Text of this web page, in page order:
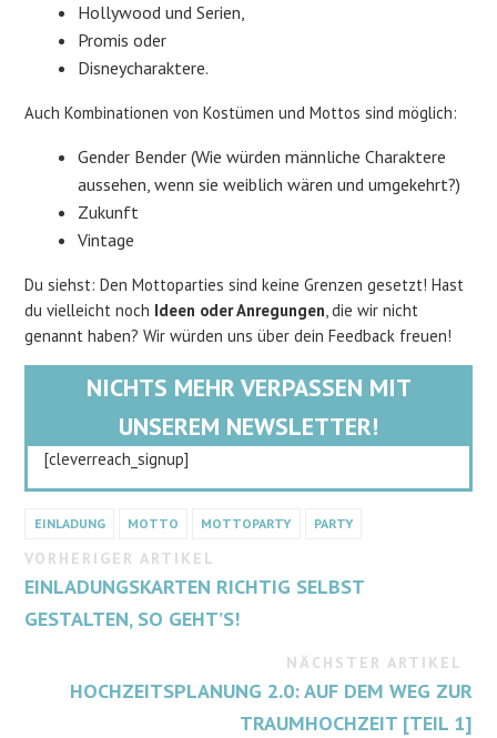
Hollywood und Serien,
Promis oder
Disneycharaktere.
Auch Kombinationen von Kostümen und Mottos sind möglich:
Gender Bender (Wie würden männliche Charaktere
aussehen, wenn sie weiblich wären und umgekehrt?)
Zukunft
Vintage
Du siehst: Den Mottoparties sind keine Grenzen gesetzt! Hast
du vielleicht noch Ideen oder Anregungen, die wir nicht
genannt haben? Wir würden uns über dein Feedback freuen!
NICHTS MEHR VERPASSEN MIT
UNSEREM NEWSLETTER!
[cleverreach_signup]
EINLADUNG MOTTO MOTTOPARTY PARTY
VORHERIGER ARTIKEL
EINLADUNGSKARTEN RICHTIG SELBST
GESTALTEN, SO GEHT’S!
NÄCHSTER ARTIKEL
HOCHZEITSPLANUNG 2.0: AUF DEM WEG ZUR
TRAUMHOCHZEIT [TEIL 1]